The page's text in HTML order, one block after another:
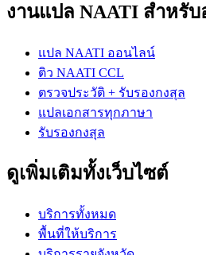
งานแปล NAATI สำหรับ
แปล NAATI ออนไลน์
ติว NAATI CCL
ตรวจประวัติ + รับรองกงสุล
แปลเอกสารทุกภาษา
รับรองกงสุล
ดูเพิ่มเติมทั้งเว็บไซต์
บริการทั้งหมด
พื้นที่ให้บริการ